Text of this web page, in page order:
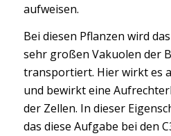
aufweisen.
Bei diesen Pflanzen wird
sehr großen Vakuolen der
transportiert. Hier wirkt es
und bewirkt eine
der Zellen. In dieser
das diese Aufgabe bei den